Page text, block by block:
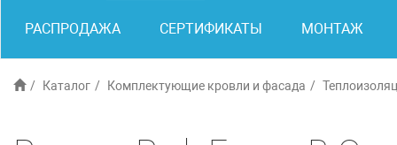
РАСПРОДАЖА СЕРТИФИКАТЫ МОНТАЖ
Каталог Комплектующие кровли и фасада